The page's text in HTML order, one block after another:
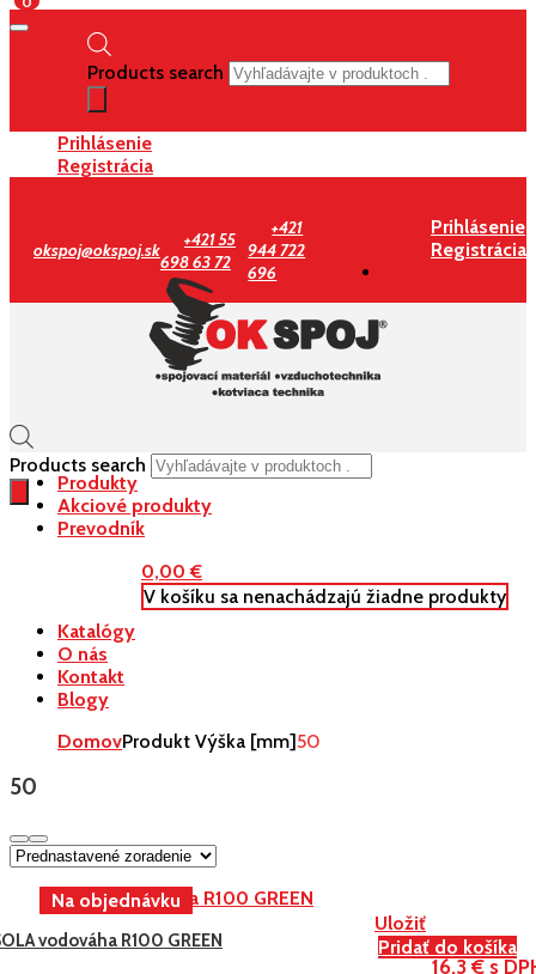
Products search
Prihlásenie
Registrácia
okspoj@okspoj.sk
+421 55
698 63 72
+421
944 722
696
Prihlásenie
Registrácia
Products search
0,00€
V košíku sa nenachádzajú žiadne produkty
Produkty
Akciové produkty
Prevodník
Katalógy
O nás
Kontakt
Blogy
DomovProdukt Výška [mm]50
50
Uložiť
Pridať do košíka
vodováha R100 GREEN
16,3 € s